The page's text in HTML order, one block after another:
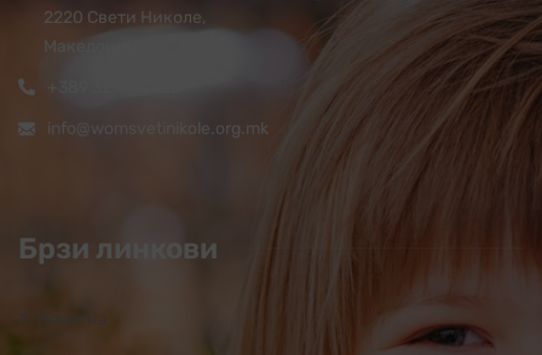
2220 Свети Николе,
Македонија
info@womsvetinikole.org.mk
Брзи линкови
Почетна